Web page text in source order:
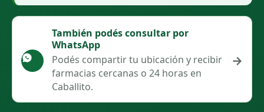
También podés consultar por
WhatsApp
Podés compartir tu ubicación y recibir
farmacias cercanas o 24 horas en
Caballito.
→